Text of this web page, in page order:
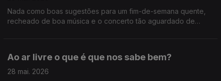
Nada como boas sugestões para um fim-de-semana quente,
recheado de boa música e o concerto tão aguardado de
Ao ar livre o que é que nos sabe bem?
28 mai. 2026